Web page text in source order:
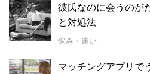
彼氏なのに会うのが
と対処法
悩み・迷い
マッチングアプリで